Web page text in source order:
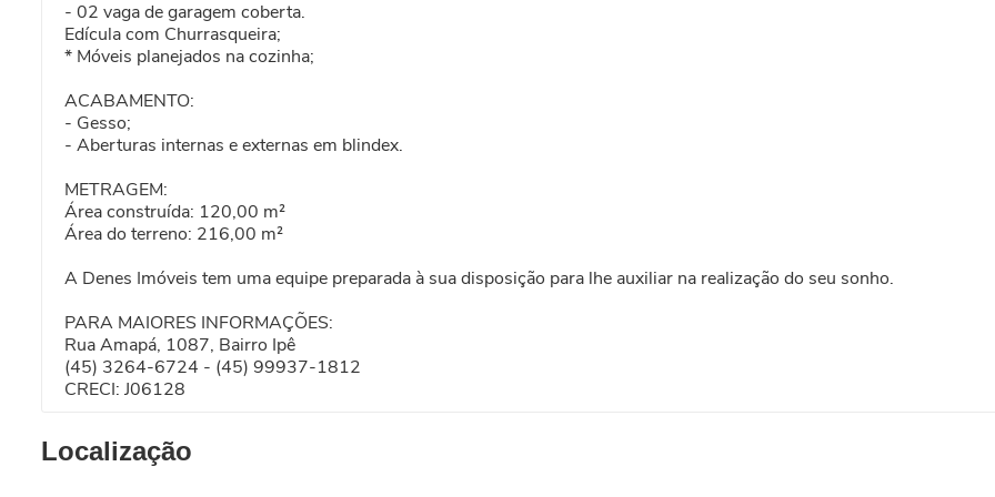
- 02 vaga de garagem coberta.
Edícula com Churrasqueira;
* Móveis planejados na cozinha;
ACABAMENTO:
- Gesso;
- Aberturas internas e externas em blindex.
METRAGEM:
Área construída: 120,00 m²
Área do terreno: 216,00 m²
A Denes Imóveis tem uma equipe preparada à sua disposição para lhe auxiliar na realização do seu sonho.
PARA MAIORES INFORMAÇÕES:
Rua Amapá, 1087, Bairro Ipê
(45) 3264-6724 - (45) 99937-1812
CRECI: J06128
Localização